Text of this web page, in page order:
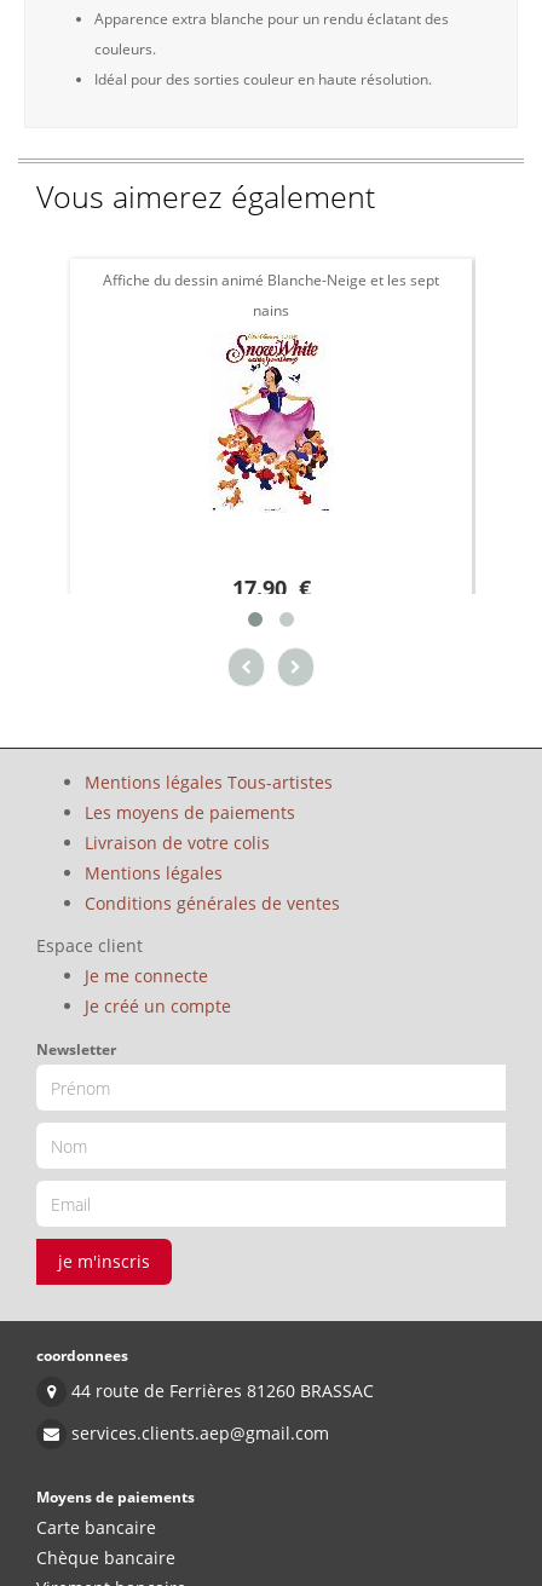
Apparence extra blanche pour un rendu éclatant des
couleurs.
Idéal pour des sorties couleur en haute résolution.
Vous aimerez également
Affiche du dessin animé Blanche-Neige et les sept
nains
17.90 €
Mentions légales Tous-artistes
Les moyens de paiements
Livraison de votre colis
Mentions légales
Conditions générales de ventes
Espace client
Je me connecte
Je créé un compte
Newsletter
je m'inscris
coordonnees
44 route de Ferrières 81260 BRASSAC
services.clients.aep@gmail.com
Moyens de paiements
Carte bancaire
Chèque bancaire